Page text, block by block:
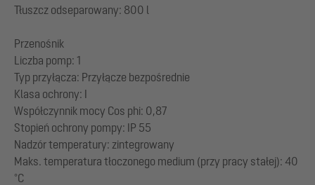
Tłuszcz odseparowany: 800 l
Przenośnik
Liczba pomp: 1
Typ przyłącza: Przyłącze bezpośrednie
Klasa ochrony: I
Współczynnik mocy Cos phi: 0,87
Stopień ochrony pompy: IP 55
Nadzór temperatury: zintegrowany
Maks. temperatura tłoczonego medium (przy pracy stałej): 40
°C